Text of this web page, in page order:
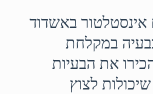
באשדוד
במקלחת
את הבעיות
לצוץ